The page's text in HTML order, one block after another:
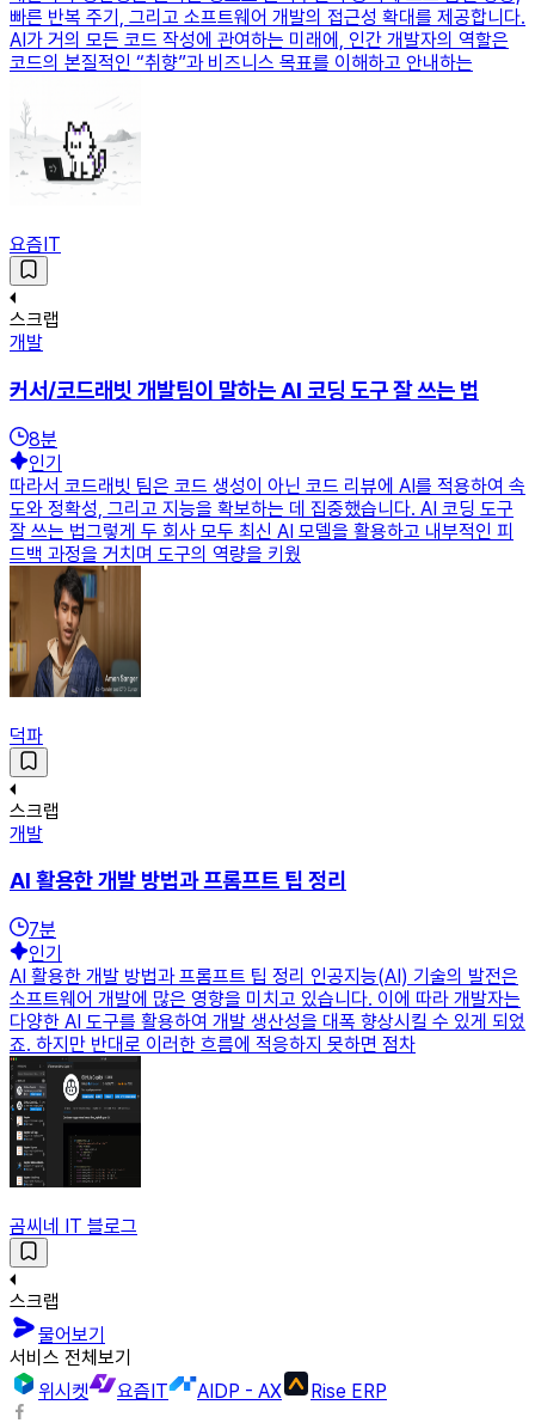
빠른 반복 주기, 그리고 소프트웨어 개발의 접근성 확대를 제공합니다.
AI가 거의 모든 코드 작성에 관여하는 미래에, 인간 개발자의 역할은
코드의 본질적인 “취향”과 비즈니스 목표를 이해하고 안내하는
요즘IT
스크랩
개발
커서/코드래빗 개발팀이 말하는 AI 코딩 도구 잘 쓰는 법
8분
인기
따라서 코드래빗 팀은 코드 생성이 아닌 코드 리뷰에 AI를 적용하여 속
도와 정확성, 그리고 지능을 확보하는 데 집중했습니다. AI 코딩 도구
잘 쓰는 법그렇게 두 회사 모두 최신 AI 모델을 활용하고 내부적인 피
드백 과정을 거치며 도구의 역량을 키웠
덕파
스크랩
개발
AI 활용한 개발 방법과 프롬프트 팁 정리
7분
인기
AI 활용한 개발 방법과 프롬프트 팁 정리 인공지능(AI) 기술의 발전은
소프트웨어 개발에 많은 영향을 미치고 있습니다. 이에 따라 개발자는
다양한 AI 도구를 활용하여 개발 생산성을 대폭 향상시킬 수 있게 되었
죠. 하지만 반대로 이러한 흐름에 적응하지 못하면 점차
곰씨네 IT 블로그
스크랩
물어보기
서비스 전체보기
위시켓
요즘IT AIDP - AX Rise ERP